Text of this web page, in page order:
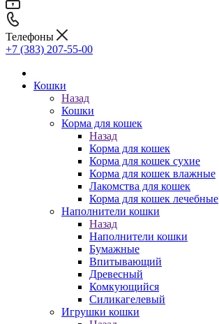
Телефоны
+7 (383) 207-55-00
Кошки
Назад
Кошки
Корма для кошек
Назад
Корма для кошек
Корма для кошек сухие
Корма для кошек влажные
Лакомства для кошек
Корма для кошек лечебные
Наполнители кошки
Назад
Наполнители кошки
Бумажные
Впитывающий
Древесный
Комкующийся
Силикагелевый
Игрушки кошки